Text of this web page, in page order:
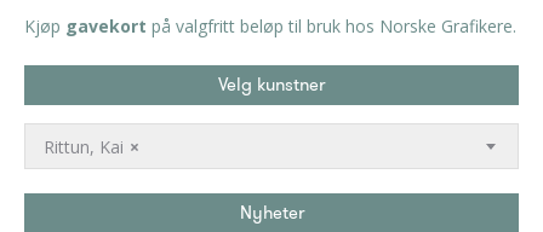
Kjøp gavekort på valgfritt beløp til bruk hos Norske Grafikere.
Velg kunstner
×
Rittun, Kai
Nyheter